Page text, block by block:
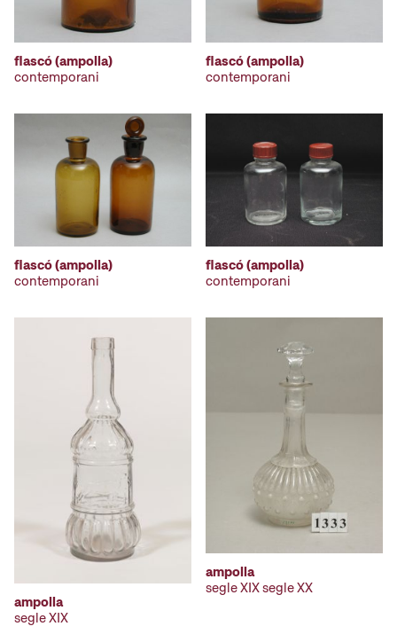
flascó (ampolla)
contemporani
flascó (ampolla)
contemporani
flascó (ampolla)
contemporani
flascó (ampolla)
contemporani
ampolla
segle XIX
ampolla
segle XIX segle XX